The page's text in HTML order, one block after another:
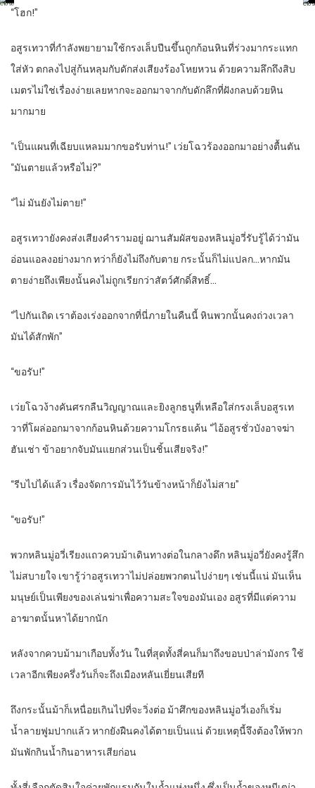
“โฮก!”
อสูรเทวาที่กำลังพยายามใช้กรงเล็บปีนขึ้นถูกก้อนหินที่ร่วงมากระแทก
ใส่หัว ตกลงไปสู่ก้นหลุมกับดักส่งเสียงร้องโหยหวน ด้วยความลึกถึงสิบ
เมตรไม่ใช่เรื่องง่ายเลยหากจะออกมาจากกับดักลึกที่ฝังกลบด้วยหิน
มากมาย
“เป็นแผนที่เฉียบแหลมมากขอรับท่าน!” เว่ยโฉวร้องออกมาอย่างตื้นตัน
“มันตายแล้วหรือไม่?”
“ไม่ มันยังไม่ตาย!”
อสูรเทวายังคงส่งเสียงคำรามอยู่ ฌานสัมผัสของหลินมู่อวี่รับรู้ได้ว่ามัน
อ่อนแอลงอย่างมาก ทว่าก็ยังไม่ถึงกับตาย กระนั้นก็ไม่แปลก…หากมัน
ตายง่ายถึงเพียงนั้นคงไม่ถูกเรียกว่าสัตว์ศักดิ์สิทธิ์…
“ไปกันเถิด เราต้องเร่งออกจากที่นี่ภายในคืนนี้ หินพวกนั้นคงถ่วงเวลา
มันได้สักพัก”
“ขอรับ!”
เว่ยโฉวง้างคันศรกลืนวิญญาณและยิงลูกธนูที่เหลือใส่กรงเล็บอสูรเท
วาที่โผล่ออกมาจากก้อนหินด้วยความโกรธแค้น “ไอ้อสูรชั่วบังอาจฆ่า
ฮันเช่า ข้าอยากจับมันแยกส่วนเป็นชิ้นเสียจริง!”
“รีบไปได้แล้ว เรื่องจัดการมันไว้วันข้างหน้าก็ยังไม่สาย”
“ขอรับ!”
พวกหลินมู่อวี่เรียงแถวควบม้าเดินทางต่อในกลางดึก หลินมู่อวี่ยังคงรู้สึก
ไม่สบายใจ เขารู้ว่าอสูรเทวาไม่ปล่อยพวกตนไปง่ายๆ เช่นนี้แน่ มันเห็น
มนุษย์เป็นเพียงของเล่นฆ่าเพื่อความสะใจของมันเอง อสูรที่มีแต่ความ
อาฆาตนั้นหาได้ยากนัก
หลังจากควบม้ามาเกือบทั้งวัน ในที่สุดทั้งสี่คนก็มาถึงขอบป่าล่ามังกร ใช้
เวลาอีกเพียงครึ่งวันก็จะถึงเมืองหลันเยี่ยนเสียที
ถึงกระนั้นม้าก็เหนื่อยเกินไปที่จะวิ่งต่อ ม้าศึกของหลินมู่อวี่เองก็เริ่ม
น้ำลายฟูมปากแล้ว หากยังฝืนคงได้ตายเป็นแน่ ด้วยเหตุนี้จึงต้องให้พวก
มันพักกินน้ำกินอาหารเสียก่อน